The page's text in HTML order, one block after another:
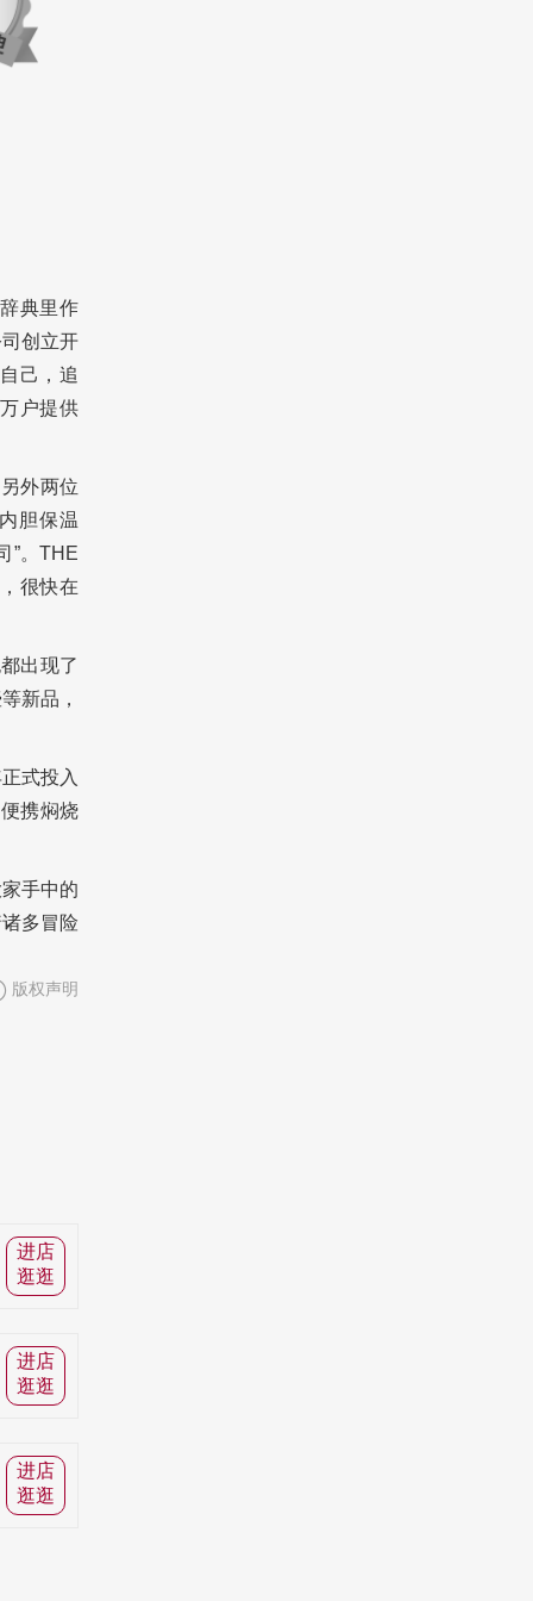
典里作
创立开
己，追
户提供
外两位
胆保温
。 THE
很快在
出现了
新品，
式投入
携焖烧
手中的
多冒险
版权声明
进店
逛逛
进店
逛逛
进店
逛逛